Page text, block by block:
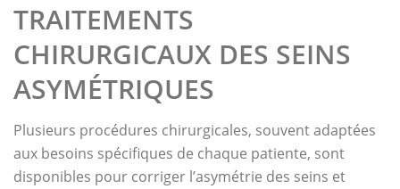
TRAITEMENTS
CHIRURGICAUX DES SEINS
ASYMÉTRIQUES
Plusieurs procédures chirurgicales, souvent adaptées
aux besoins spécifiques de chaque patiente, sont
disponibles pour corriger l’asymétrie des seins et